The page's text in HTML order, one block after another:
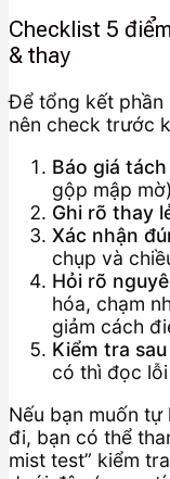
Checklist 5
& thay
Để tổng kết phần
nên check trước
Báo giá
gộp mập
Ghi rõ thay
Xác nhận
chụp và
Hỏi rõ
hóa, chạm
giảm cách
Kiểm tra
có thì đọc
Nếu bạn muốn
đi, bạn có thể
mist test” kiểm